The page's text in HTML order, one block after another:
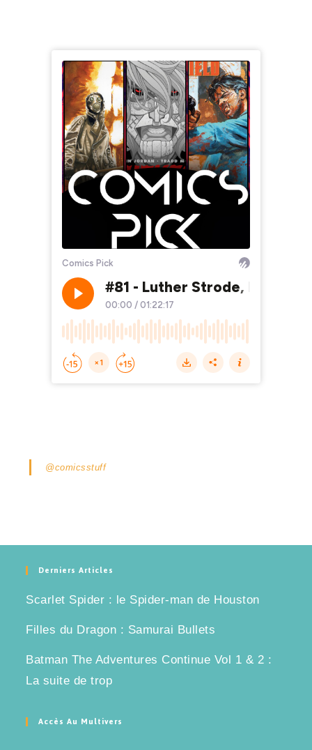
@comicsstuff
Derniers Articles
Scarlet Spider : le Spider-man de Houston
Filles du Dragon : Samurai Bullets
Batman The Adventures Continue Vol 1 & 2 :
La suite de trop
Accès Au Multivers